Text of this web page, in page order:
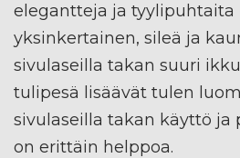
elegantteja ja tyylipuhtaita
yksinkertainen, sileä ja
sivulaseilla takan suuri
tulipesä lisäävät tulen
sivulaseilla takan käyttö ja
on erittäin helppoa.